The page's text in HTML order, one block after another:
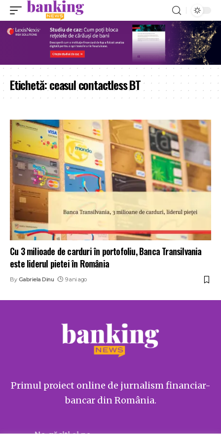
Etichetă:ceasul contactless BT
Cu 3 milioade de carduri în portofoliu, Banca Transilvania
este liderul pietei în România
By Gabriela Dinu 9 ani ago
Primul proiect online de jurnalism financiar-
bancar din România.
Ne găsiți și pe